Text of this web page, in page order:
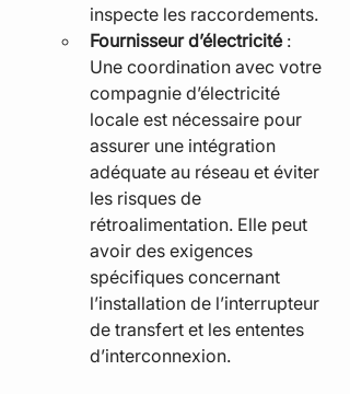
inspecte les raccordements.
Fournisseur d’électricité :
Une coordination avec votre
compagnie d’électricité
locale est nécessaire pour
assurer une intégration
adéquate au réseau et éviter
les risques de
rétroalimentation. Elle peut
avoir des exigences
spécifiques concernant
l’installation de l’interrupteur
de transfert et les ententes
d’interconnexion.